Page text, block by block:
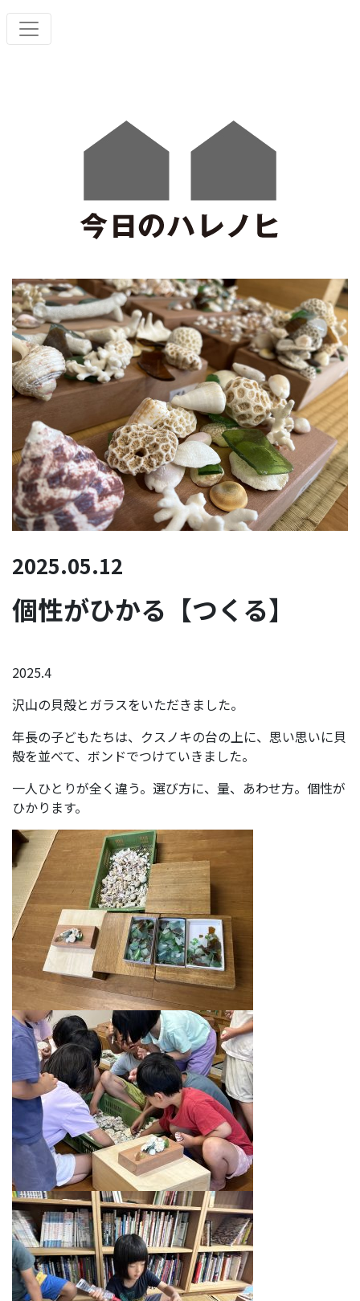
2025.05.12
個性がひかる【つくる】
2025.4
沢山の貝殻とガラスをいただきました。
年長の子どもたちは、クスノキの台の上に、思い思いに貝
殻を並べて、ボンドでつけていきました。
一人ひとりが全く違う。選び方に、量、あわせ方。個性が
ひかります。